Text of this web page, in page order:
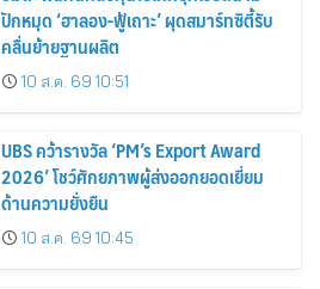
ปักหมุด ‘ฮาลอง-ฟู้เถาะ’ ผุดสมาร์ทซิตี้รับ
คลื่นย้ายฐานผลิต
10 ส.ค. 69 10:51
UBS คว้ารางวัล ‘PM’s Export Award
2026’ โชว์ศักยภาพผู้ส่งออกยอดเยี่ยม
ด้านความยั่งยืน
10 ส.ค. 69 10:45